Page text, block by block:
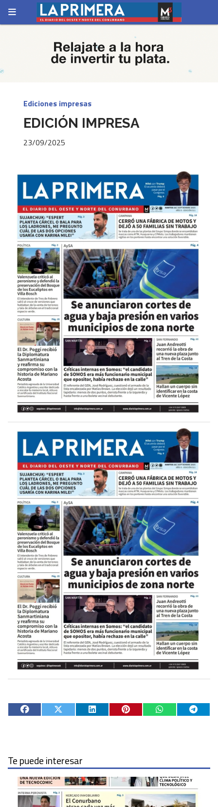
EDICIÓN IMPRESA
Ediciones impresas
23/09/2025
Te puede interesar